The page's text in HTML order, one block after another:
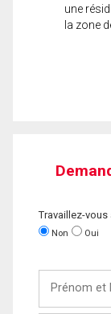
une
la zone
Travaillez-vous
Non Oui
Nom